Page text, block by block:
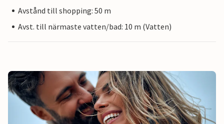
Avstånd till shopping: 50 m
Avst. till närmaste vatten/bad: 10 m (Vatten)